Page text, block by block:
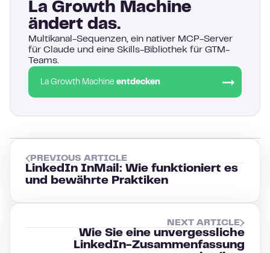
La Growth Machine
ändert das.
Multikanal-Sequenzen, ein nativer MCP-Server
für Claude und eine Skills-Bibliothek für GTM-
Teams.
La Growth Machine entdecken
PREVIOUS ARTICLE
LinkedIn InMail: Wie funktioniert es
und bewährte Praktiken
NEXT ARTICLE
Wie Sie eine unvergessliche
LinkedIn-Zusammenfassung